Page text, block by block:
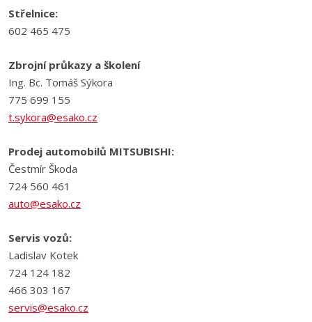
Střelnice:
602 465 475
Zbrojní průkazy a školení
Ing. Bc. Tomáš Sýkora
775 699 155
t.sykora@esako.cz
Prodej automobilů MITSUBISHI:
Čestmír Škoda
724 560 461
auto@esako.cz
Servis vozů:
Ladislav Kotek
724 124 182
466 303 167
servis@esako.cz